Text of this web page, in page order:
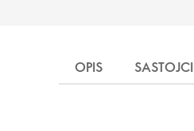
OPIS SASTOJCI